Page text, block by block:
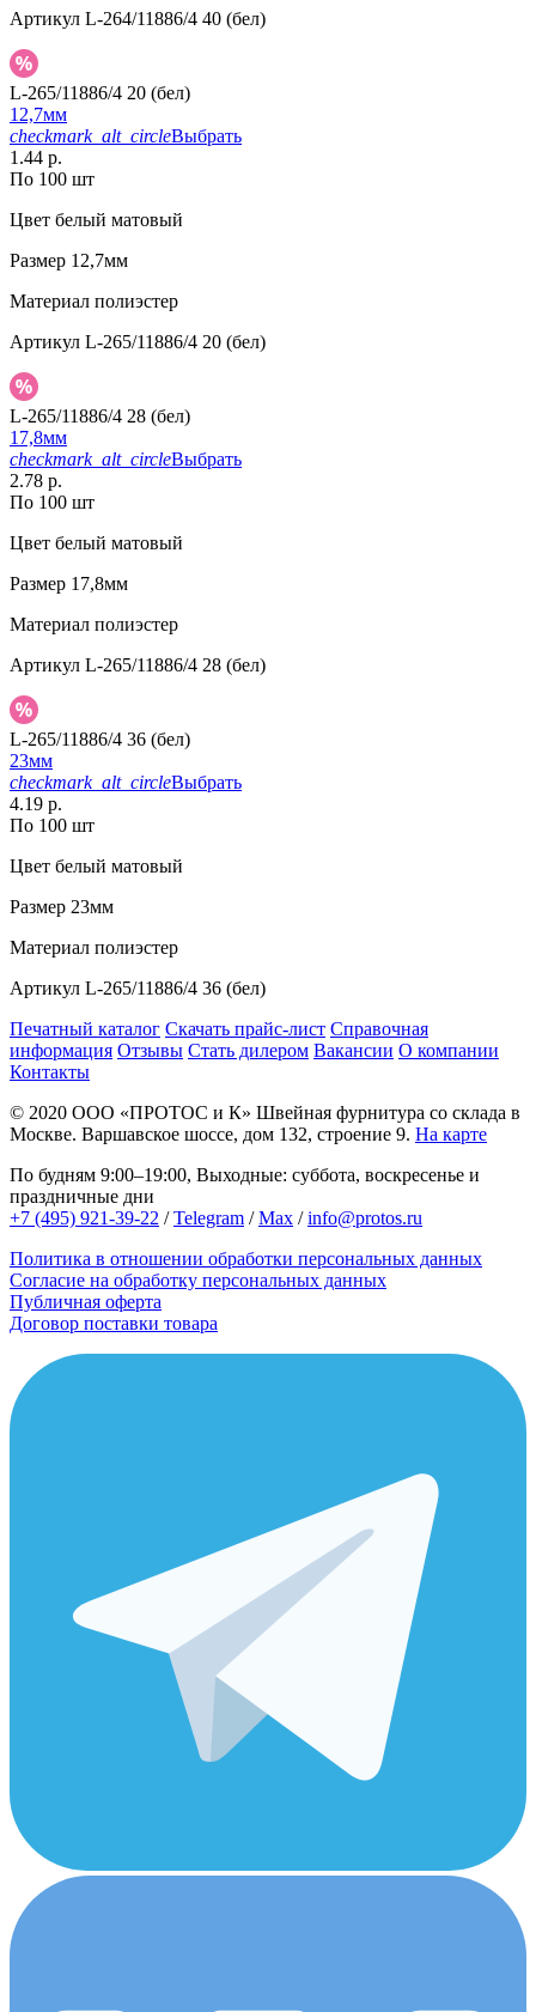
Артикул L-264/11886/4 40 (бел)
L-265/11886/4 20 (бел)
12,7мм
checkmark_alt_circleВыбрать
1.44 р.
По 100 шт
Цвет белый матовый
Размер 12,7мм
Материал полиэстер
Артикул L-265/11886/4 20 (бел)
L-265/11886/4 28 (бел)
17,8мм
checkmark_alt_circleВыбрать
2.78 р.
По 100 шт
Цвет белый матовый
Размер 17,8мм
Материал полиэстер
Артикул L-265/11886/4 28 (бел)
L-265/11886/4 36 (бел)
23мм
checkmark_alt_circleВыбрать
4.19 р.
По 100 шт
Цвет белый матовый
Размер 23мм
Материал полиэстер
Артикул L-265/11886/4 36 (бел)
Печатный каталог Скачать прайс-лист Справочная
информация Отзывы Стать дилером Вакансии О компании
Контакты
© 2020 ООО «ПРОТОС и К» Швейная фурнитура со склада в
Москве. Варшавское шоссе, дом 132, строение 9. На карте
По будням 9:00–19:00, Выходные: суббота, воскресенье и
праздничные дни
+7 (495) 921-39-22 /Telegram /Max /info@protos.ru
Политика в отношении обработки персональных данных
Согласие на обработку персональных данных
Публичная оферта
Договор поставки товара